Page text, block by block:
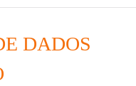
DADOS